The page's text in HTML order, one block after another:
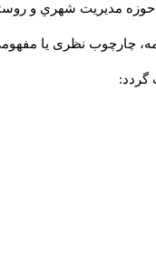
مديريت شهري و
چارچوب نظری یا
گردد: